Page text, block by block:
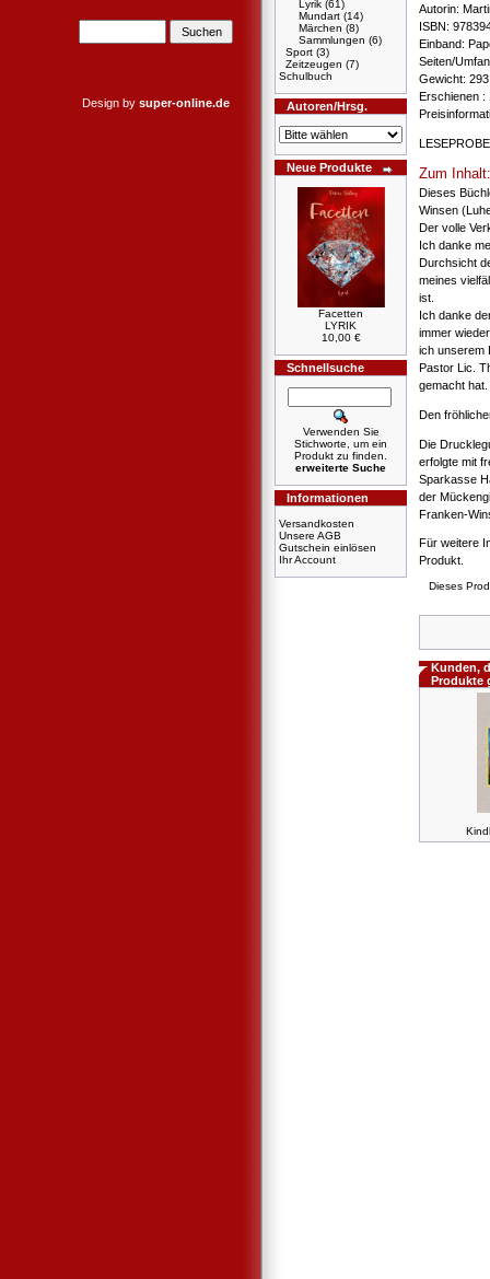
Design by super-online.de
Lyrik (61)
Mundart (14)
Märchen (8)
Sammlungen (6)
Sport (3)
Zeitzeugen (7)
Schulbuch
Autoren/Hrsg.
Neue Produkte
Facetten
LYRIK
10,00 €
Schnellsuche
Verwenden Sie
Stichworte, um ein
Produkt zu finden.
erweiterte Suche
Informationen
Versandkosten
Unsere AGB
Gutschein einlösen
Ihr Account
Autorin:
ISBN:
Einband:
Seiten/
Gewicht:
Erschienen :
Zum Inhalt:
Dieses
Winsen
Der volle
Ich danke
Durchsicht
meines
ist.
Ich danke
immer
ich unserem
Pastor Lic.
gemacht hat.
Den
Die
erfolgte mit
Sparkasse
der
Franken-
Für weitere
Produkt.
Dieses
Kunden,
Produkte